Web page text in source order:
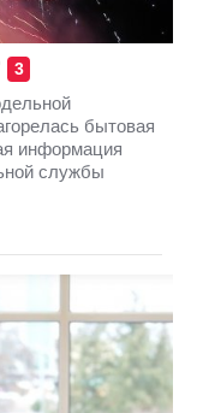
3
бытовая
информация
службы